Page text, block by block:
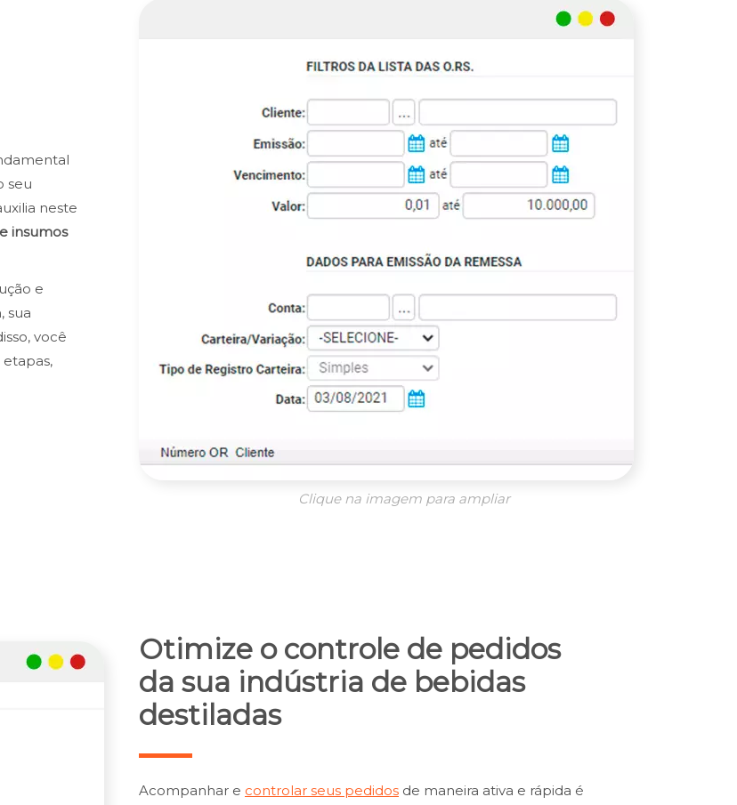
seu
neste
insumos
e
sua
você
Clique na imagem para ampliar
Otimize o controle de pedidos
da sua indústria de bebidas
destiladas
Acompanhar e controlar seus pedidos de maneira ativa e rápida é